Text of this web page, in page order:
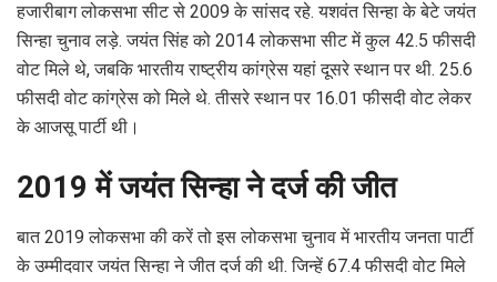
हजारीबाग लोकसभा सीट से 2009 के सांसद रहे. यशवंत सिन्हा के बेटे जयंत
सिन्हा चुनाव लड़े. जयंत सिंह को 2014 लोकसभा सीट में कुल 42.5 फीसदी
वोट मिले थे, जबकि भारतीय राष्ट्रीय कांग्रेस यहां दूसरे स्थान पर थी. 25.6
फीसदी वोट कांग्रेस को मिले थे. तीसरे स्थान पर 16.01 फीसदी वोट लेकर
के आजसू पार्टी थी।
2019 में जयंत सिन्हा ने दर्ज की जीत
बात 2019 लोकसभा की करें तो इस लोकसभा चुनाव में भारतीय जनता पार्टी
के उम्मीदवार जयंत सिन्हा ने जीत दर्ज की थी. जिन्हें 67.4 फीसदी वोट मिले